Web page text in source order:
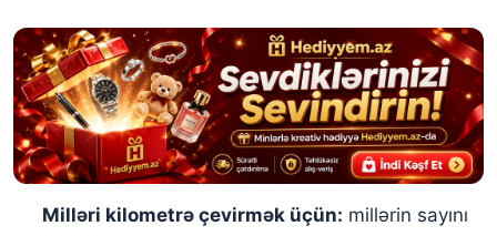
Milləri kilometrə çevirmək üçün: millərin sayını